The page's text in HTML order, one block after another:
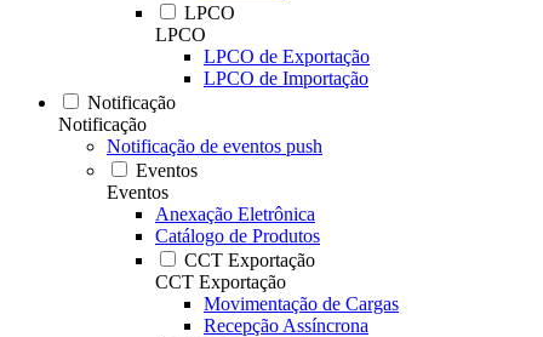
LPCO
LPCO
LPCO de Exportação
LPCO de Importação
Notificação
Notificação
Notificação de eventos push
Eventos
Eventos
Anexação Eletrônica
Catálogo de Produtos
CCT Exportação
CCT Exportação
Movimentação de Cargas
Recepção Assíncrona